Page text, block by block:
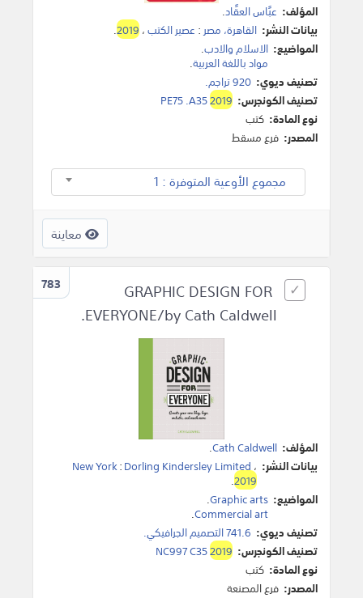
المؤلف: عبًاس العقًاد.
بيانات النشر: القاهرة، مصر : عصير الكتب،2019
.
المواضيع: الاسلام والادب.
مواد باللغة العربية.
تصنيف ديوي: 920 تراجم.
تصنيف الكونجرس:
PE75 .A352019
نوع المادة: كتب
المصدر: فرع مسقط
مجموع الأوعية المتوفرة : 1
معاينة
783
GRAPHIC DESIGN FOR
EVERYONE/by Cath Caldwell.
المؤلف: Cath Caldwell
.
بيانات النشر:
New York:Dorling Kindersley Limited،
2019
.
المواضيع: Graphic arts
.
Commercial art
.
تصنيف ديوي: 741.6 التصميم الجرافيكي.
تصنيف الكونجرس:
NC997 C352019
نوع المادة: كتب
المصدر: فرع المصنعة